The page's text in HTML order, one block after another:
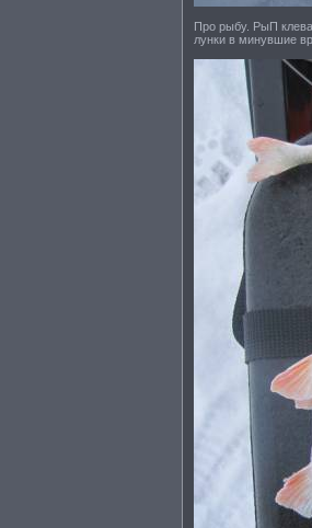
Про рыбу. РыП
лунки в минувшие